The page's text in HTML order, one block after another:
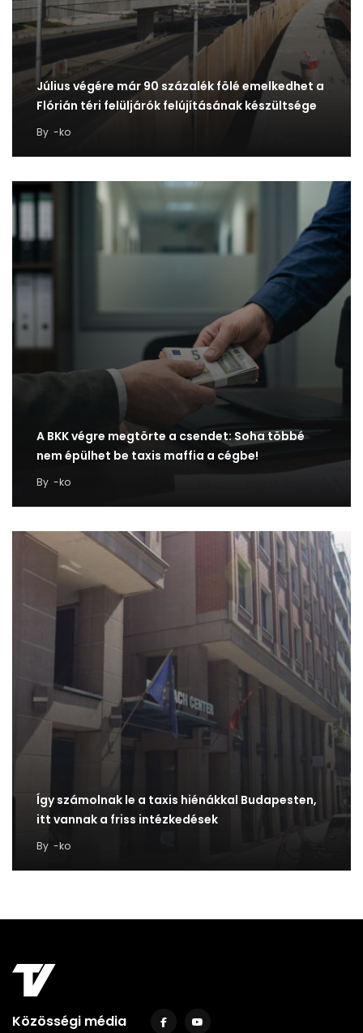
Július végére már 90 százalék fölé emelkedhet a
Flórián téri felüljárók felújításának készültsége
By -ko
A BKK végre megtörte a csendet: Soha többé
nem épülhet be taxis maffia a cégbe!
By -ko
Így számolnak le a taxis hiénákkal Budapesten,
itt vannak a friss intézkedések
By -ko
Közösségi média